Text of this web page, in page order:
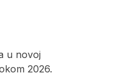
u novoj
2026.